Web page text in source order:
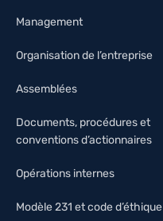
Management
Organisation de l’entreprise
Assemblées
Documents, procédures et
conventions d’actionnaires
Opérations internes
Modèle 231 et code d’éthique